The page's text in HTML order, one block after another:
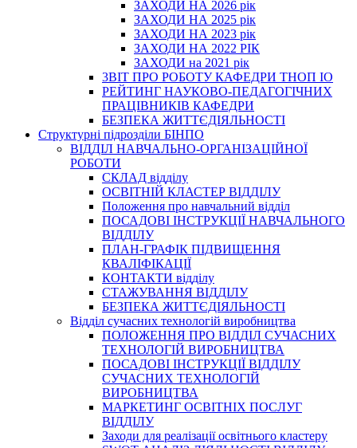
ЗАХОДИ НА 2026 рік
ЗАХОДИ НА 2025 рік
ЗАХОДИ НА 2023 рік
ЗАХОДИ НА 2022 РІК
ЗАХОДИ на 2021 рік
3BIT ПРО РОБОТУ КАФЕДРИ ТНОП ІО
РЕЙТИНГ НАУКОВО-ПЕДАГОГІЧНИХ
ПРАЦІВНИКІВ КАФЕДРИ
БЕЗПЕКА ЖИТТЄДІЯЛЬНОСТІ
Структурні підрозділи БІНПО
ВІДДІЛ НАВЧАЛЬНО-ОРГАНІЗАЦІЙНОЇ
РОБОТИ
СКЛАД відділу
ОСВІТНІЙ КЛАСТЕР ВІДДІЛУ
Положення про навчальний вiддiл
ПОСАДОВІ ІНСТРУКЦІЇ НАВЧАЛЬНОГО
ВІДДІЛУ
ПЛАН-ГРАФІК ПІДВИЩЕННЯ
КВАЛІФІКАЦІЇ
КОНТАКТИ відділу
СТАЖУВАННЯ ВІДДІЛУ
БЕЗПЕКА ЖИТТЄДІЯЛЬНОСТІ
Відділ сучасних технологій виробництва
ПОЛОЖЕННЯ ПРО ВІДДІЛ СУЧАСНИХ
ТЕХНОЛОГІЙ ВИРОБНИЦТВА
ПОСАДОВІ ІНСТРУКЦІЇ ВІДДІЛУ
СУЧАСНИХ ТЕХНОЛОГІЙ
ВИРОБНИЦТВА
МАРКЕТИНГ ОСВІТНІХ ПОСЛУГ
ВІДДІЛУ
Заходи для реалізації освітнього кластеру